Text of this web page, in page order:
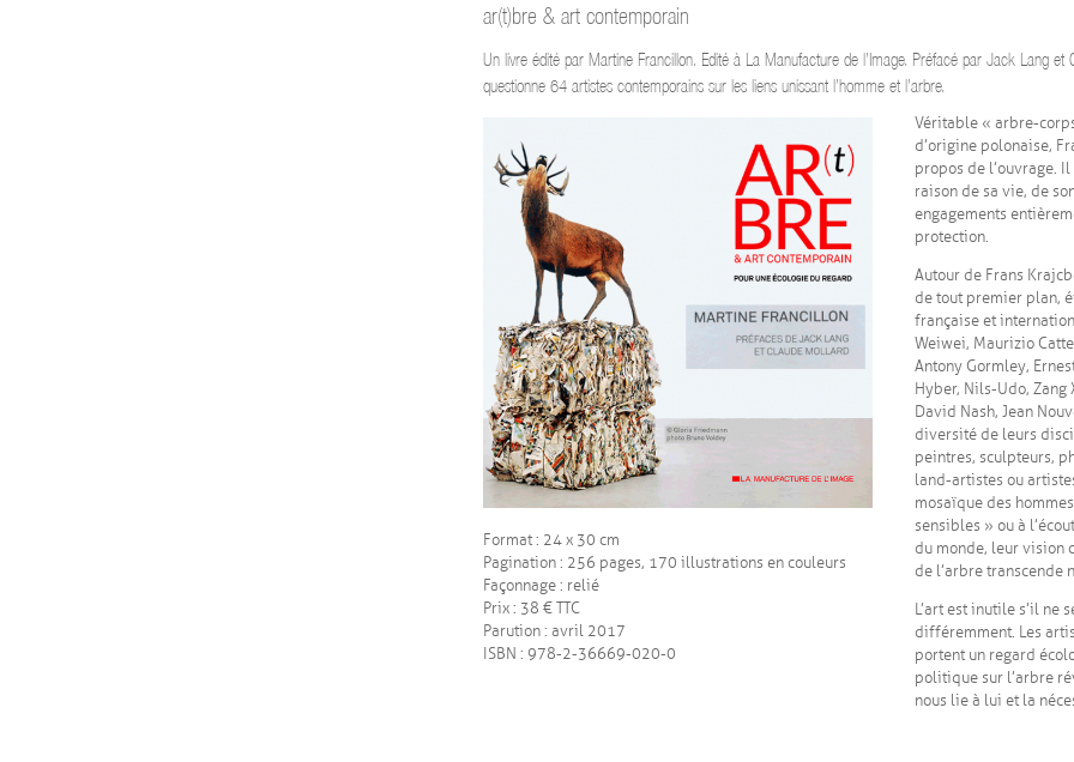
ar(t)bre & art contemporain
Un livre édité par Martine Francillon. Edité à La Manufacture de l’Image. Préfacé par Jack Lang et
questionne 64 artistes contemporains sur les liens unissant l’homme et l’arbre.
Format : 24 x 30 cm
Pagination : 256 pages, 170 illustrations en couleurs
Façonnage : relié
Prix : 38 € TTC
Parution : avril 2017
ISBN : 978-2-36669-020-0
Véritable « arbre-
d’origine polonaise,
propos de l’ouvrage.
raison de sa vie, de
engagements
protection.
Autour de Frans
de tout premier plan,
française et
Weiwei, Maurizio
Antony Gormley,
Hyber, Nils-Udo, Zang
David Nash, Jean
diversité de leurs
peintres, sculpteurs,
land-artistes ou
mosaïque des
sensibles » ou à
du monde, leur vision
de l’arbre transcende
L’art est inutile s’il ne
différemment. Les
portent un regard
politique sur l’arbre
nous lie à lui et la